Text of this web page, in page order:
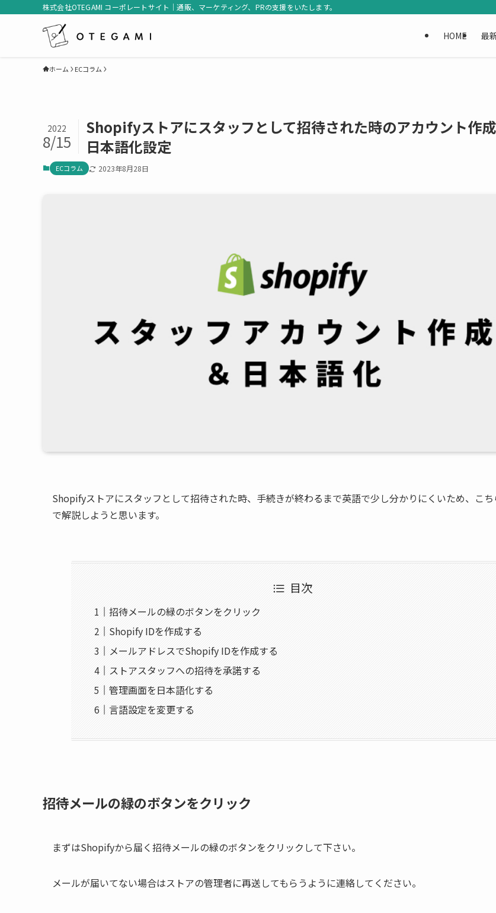
株式会社OTEGAMI コーポレートサイト｜通販、マーケティング、PRの支援をいたします。
HOME 最
ホーム ECコラム
Shopifyストアにスタッフとして招待された時のアカウント作
日本語化設定
2022
8/15
ECコラム 2023年8月28日
Shopifyストアにスタッフとして招待された時、手続きが終わるまで英語で少し分かりにくいため、こ
で解説しようと思います。
目次
招待メールの緑のボタンをクリック
Shopify IDを作成する
メールアドレスでShopify IDを作成する
ストアスタッフへの招待を承諾する
管理画面を日本語化する
言語設定を変更する
招待メールの緑のボタンをクリック
まずはShopifyから届く招待メールの緑のボタンをクリックして下さい。
メールが届いてない場合はストアの管理者に再送してもらうように連絡してください。